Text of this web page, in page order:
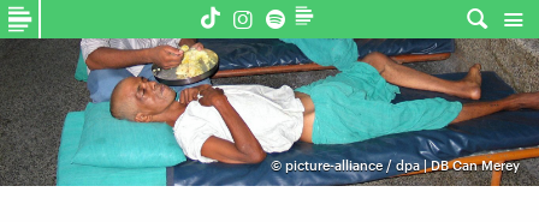
© picture-alliance / dpa | DB Can Merey